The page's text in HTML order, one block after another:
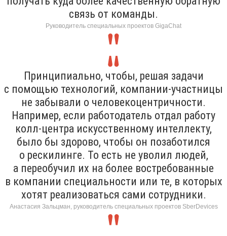
связь от команды.
Руководитель специальных проектов GigaChat
Принципиально, чтобы, решая задачи
с помощью технологий, компании-участницы
не забывали о человекоцентричности.
Например, если работодатель отдал работу
колл-центра искусственному интеллекту,
было бы здорово, чтобы он позаботился
о рескилинге. То есть не уволил людей,
а переобучил их на более востребованные
в компании специальности или те, в которых
хотят реализоваться сами сотрудники.
Анастасия Зальцман, руководитель специальных проектов SberDevices